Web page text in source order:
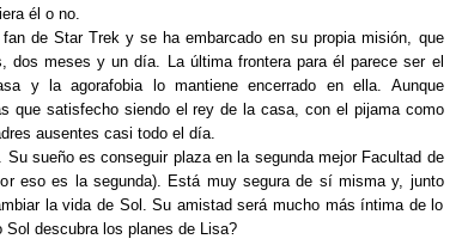
él o no.
de Star Trek y se ha embarcado en su propia misión, que
dos meses y un día. La última frontera para él parece ser el
y la agorafobia lo mantiene encerrado en ella. Aunque
que satisfecho siendo el rey de la casa, con el pijama como
ausentes casi todo el día.
sueño es conseguir plaza en la segunda mejor Facultad de
eso es la segunda). Está muy segura de sí misma y, junto
la vida de Sol. Su amistad será mucho más íntima de lo
Sol descubra los planes de Lisa?